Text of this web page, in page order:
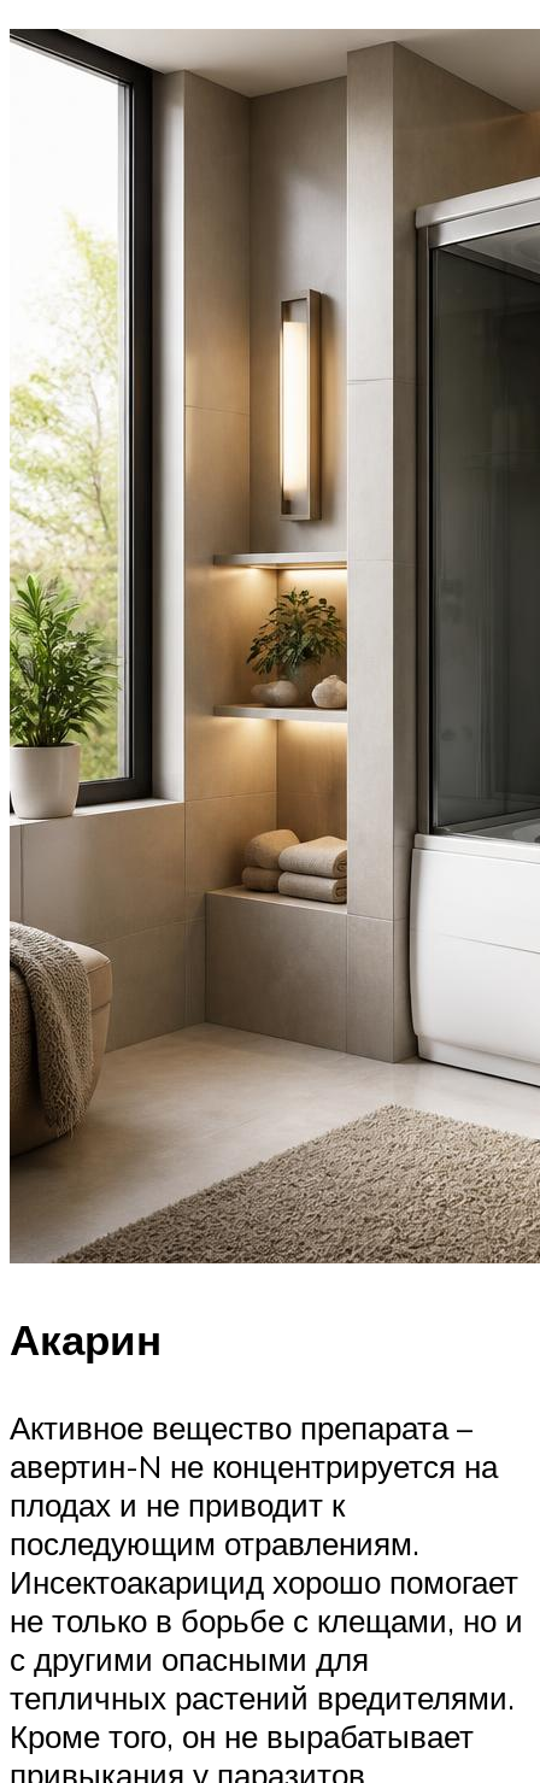
Акарин
Активное вещество препарата –
авертин-N не концентрируется на
плодах и не приводит к
последующим отравлениям.
Инсектоакарицид хорошо помогает
не только в борьбе с клещами, но и
с другими опасными для
тепличных растений вредителями.
Кроме того, он не вырабатывает
привыкания у паразитов.